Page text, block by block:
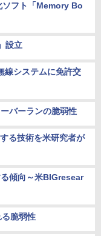
ソフト「Memory Bo
設立
線システムに免許交
バーランの脆弱性
る技術を米研究者が
傾向～米BIGresear
脆弱性